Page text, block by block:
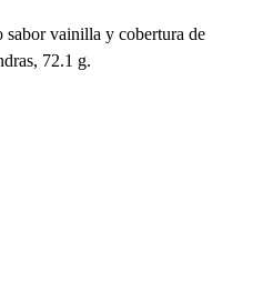
sabor vainilla y cobertura de
72.1 g.